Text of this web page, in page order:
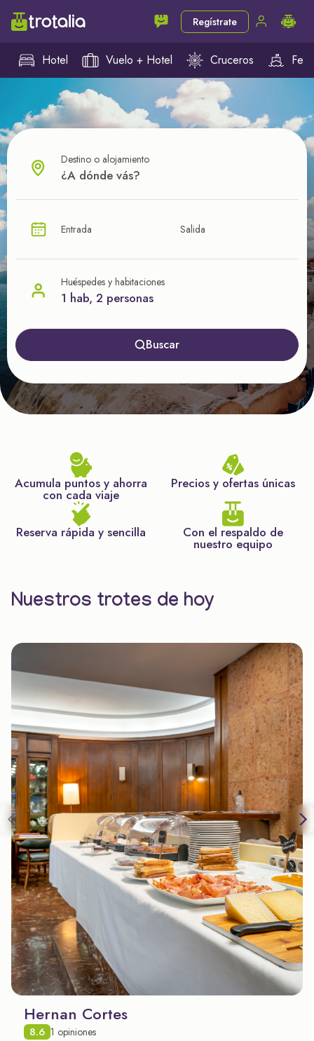
Regístrate
Hotel Vuelo + Hotel Cruceros
¿CUÁL VA A SER TU PRÓXIMO TROTE?
nuestras ofertas
Destino o alojamiento
Entrada Salida
Huéspedes y habitaciones
1 hab, 2 personas
Buscar
Acumula puntos y ahorra
con cada viaje
Precios y ofertas únicas
Reserva rápida y sencilla Con el respaldo de
nuestro equipo
Nuestros trotes de hoy
Hernan Cortes
8.6 1 opiniones